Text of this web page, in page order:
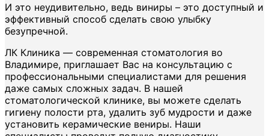
И это неудивительно, ведь виниры – это доступный и
эффективный способ сделать свою улыбку
безупречной.
ЛК Клиника — современная стоматология во
Владимире, приглашает Вас на консультацию с
профессиональными специалистами для решения
даже самых сложных задач. В нашей
стоматологической клинике, вы можете сделать
гигиену полости рта, удалить зуб мудрости и даже
установить керамические вениры. Наши